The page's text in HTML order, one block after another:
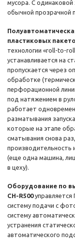
мусора. С
обычной прозрачной
пластиковых
технологии «roll-to-
устанавливается на
пропускается через
обработке
перфорационной
под натяжением в
работает
разматывания
которые на этапе
сматывания снова
производительность
(еще одна машина,
в цеху).
Оборудование по
CH-R500
систему подачи с
систему
устранения
автоматического